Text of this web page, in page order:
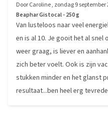
DoorCaroline, zondag 9 september
Beaphar Gistocal - 250 g
Van lusteloos naar veel
en is al 10. Je gooit het al
weer graag, is liever en
zich beter voelt. Ook is zijn
stukken minder en het glanst
resultaat...ben heel erg